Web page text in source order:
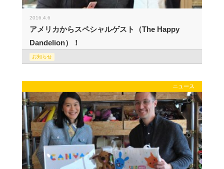
2016.4.6
アメリカからスペシャルゲスト（The Happy
Dandelion）！
お知らせ
ニュース